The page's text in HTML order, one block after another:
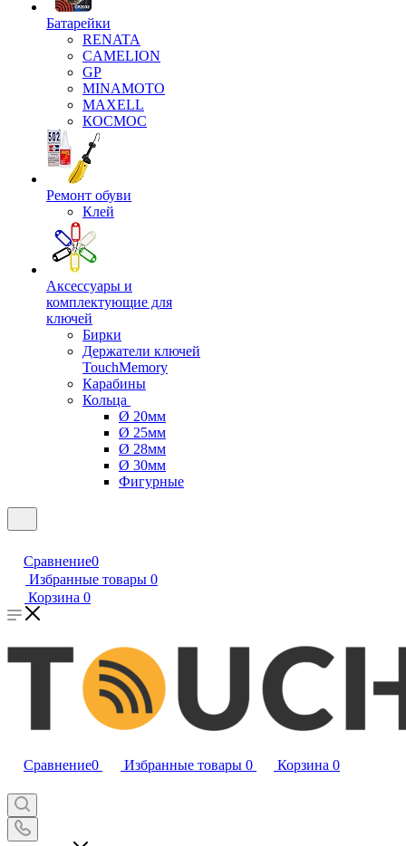
Батарейки
RENATA
CAMELION
GP
MINAMOTO
MAXELL
КОСМОС
Ремонт обуви
Клей
Аксессуары и
комплектующие для
ключей
Бирки
Держатели ключей
TouchMemory
Карабины
Кольца
Ø 20мм
Ø 25мм
Ø 28мм
Ø 30мм
Фигурные
Сравнение0
Избранные товары 0
Корзина 0
Сравнение0 Избранные товары 0 Корзина 0